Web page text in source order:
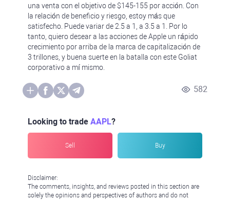
una venta con el objetivo de $145-155 por acción. Con
la relación de beneficio y riesgo, estoy más que
satisfecho. Puede variar de 2.5 a 1, a 3.5 a 1. Por lo
tanto, quiero desear a las acciones de Apple un rápido
crecimiento por arriba de la marca de capitalización de
3 trillones, y buena suerte en la batalla con este Goliat
corporativo a mí mismo.
582
Looking to trade AAPL?
Sell Buy
Disclaimer:
The comments, insights, and reviews posted in this section are
solely the opinions and perspectives of authors and do not